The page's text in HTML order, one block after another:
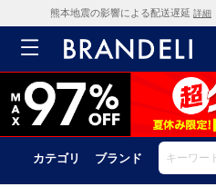
熊本地震の影響による配送遅延 詳細
カテゴリ ブランド